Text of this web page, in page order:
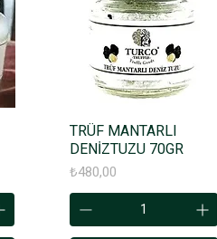
TRÜF MANTARLI
DENİZTUZU 70GR
Fiyat
₺480,00